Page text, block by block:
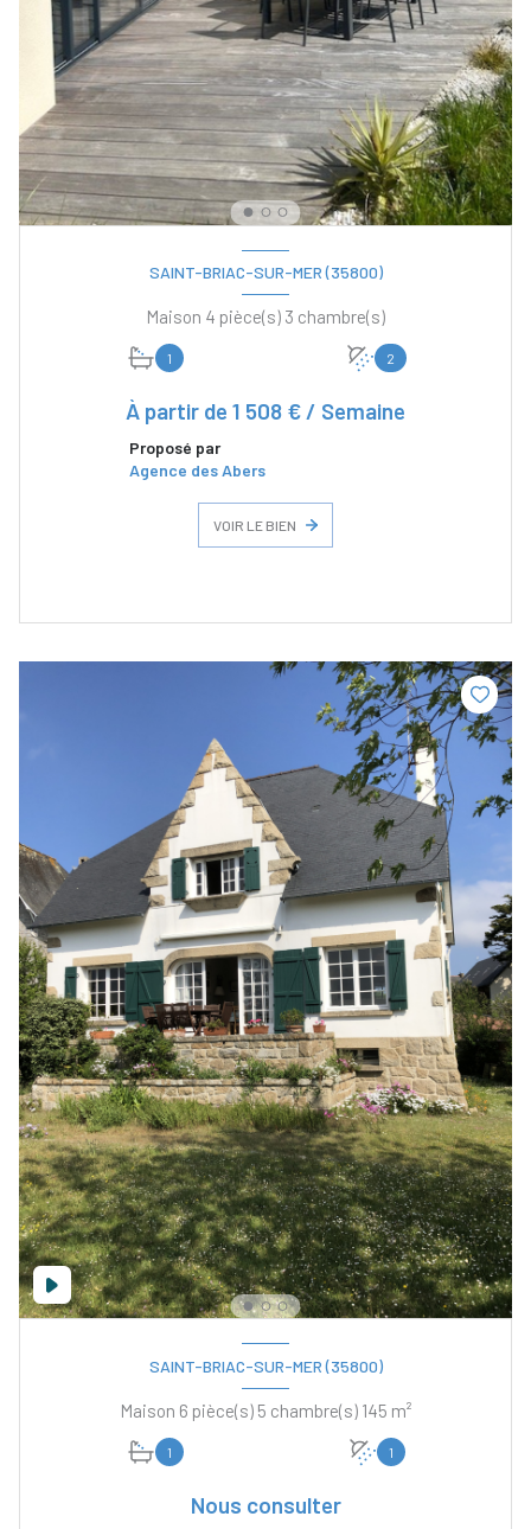
SAINT-BRIAC-SUR-MER (35800)
Maison 4 pièce(s) 3 chambre(s)
1 2
À partir de 1 508 € / Semaine
Proposé par
Agence des Abers
VOIR LE BIEN
SAINT-BRIAC-SUR-MER (35800)
Maison 6 pièce(s) 5 chambre(s) 145 m²
1 1
Nous consulter